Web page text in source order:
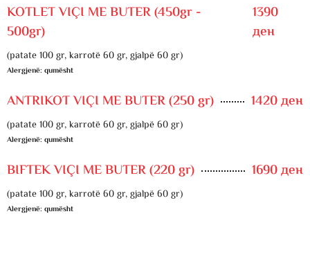
KOTLET VIÇI ME BUTER (450gr -
500gr)
1390
ден
(patate 100 gr, karrotë 60 gr, gjalpë 60 gr)
Alergjenë: qumësht
ANTRIKOT VIÇI ME BUTER (250 gr) 1420 ден
(patate 100 gr, karrotë 60 gr, gjalpë 60 gr)
Alergjenë: qumësht
BIFTEK VIÇI ME BUTER (220 gr) 1690 ден
(patate 100 gr, karrotë 60 gr, gjalpë 60 gr)
Alergjenë: qumësht